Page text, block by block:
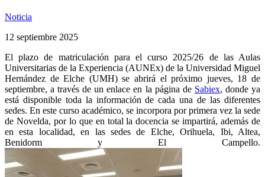
Noticia
12 septiembre 2025
El plazo de matriculación para el curso 2025/26 de las Aulas
Universitarias de la Experiencia (AUNEx) de la Universidad Miguel
Hernández de Elche (UMH) se abrirá el próximo jueves, 18 de
septiembre, a través de un enlace en la página de Sabiex, donde ya
está disponible toda la información de cada una de las diferentes
sedes. En este curso académico, se incorpora por primera vez la sede
de Novelda, por lo que en total la docencia se impartirá, además de
en esta localidad, en las sedes de Elche, Orihuela, Ibi, Altea,
Benidorm y El Campello.